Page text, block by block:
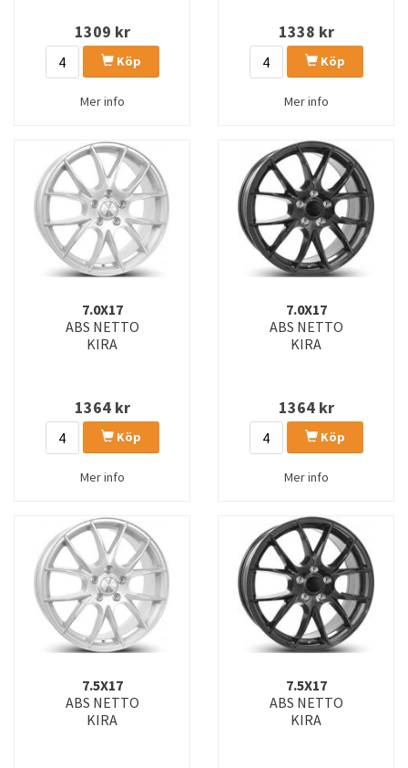
1309 kr
Köp
Mer info
1338 kr
Köp
Mer info
7.0X17
ABS NETTO
KIRA
1364kr
Köp
Mer info
7.0X17
ABS NETTO
KIRA
1364kr
Köp
Mer info
7.5X17
ABS NETTO
KIRA
7.5X17
ABS NETTO
KIRA